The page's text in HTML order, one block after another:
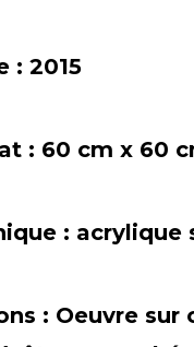
:2015
: 60 cm x 60
: acrylique
: Oeuvre sur